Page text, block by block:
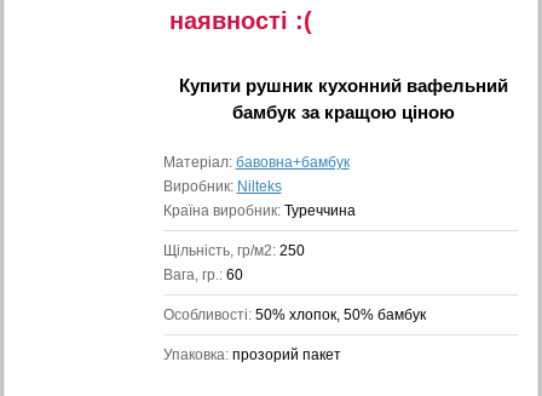
наявностi :(
Купити рушник кухонний вафельний
бамбукза кращою ціною
Матеріал: бавовна+бамбук
Виробник: Nilteks
Країна виробник: Туреччина
Щільність, гр/м2: 250
Вага, гр.: 60
Особливості: 50% хлопок, 50% бамбук
Упаковка: прозорий пакет